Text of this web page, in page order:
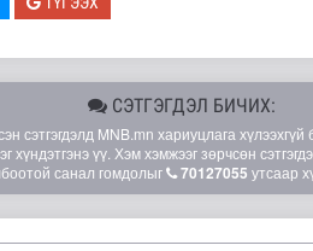
СЭТГЭГДЭЛ БИЧИХ:
MNB.mn хариуцлага хүлээхгүй
үү. Хэм хэмжээг зөрчсөн
санал гомдолыг
70127055 утсаар